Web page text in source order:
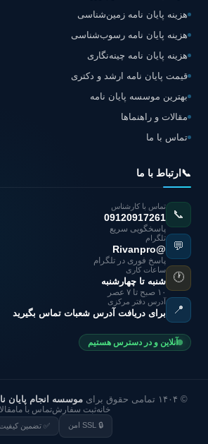
هزینه پایان نامه زمین‌شناسی
هزینه پایان نامه رسوب‌شناسی
هزینه پایان نامه چینه‌نگاری
قیمت پایان نامه ارشد و دکتری
بهترین موسسه پایان نامه
مقالات و راهنماها
تماس با ما
📞 ارتباط با ما
📞
تماس با کارشناس
09120917261
پاسخگویی سریع
💬
تلگرام
@Rivanpro
پاسخ فوری در تلگرام
🕐
ساعات کاری
شنبه تا چهارشنبه
۱۰ صبح تا ۷ عصر
📍
آدرس دفتر مرکزی
برای دریافت آدرس شعبات تماس بگیرید
آنلاین و در دسترس هستیم
© ۱۴۰۴ تمامی حقوق برای موسسه انجام پایان
خانهثبت سفارشتماس با ما
🔒 SSL امن ✅ تضمین